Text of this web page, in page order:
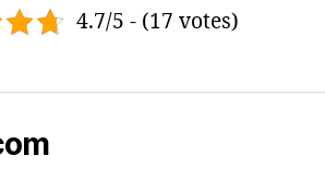
4.7/5 - (17 votes)